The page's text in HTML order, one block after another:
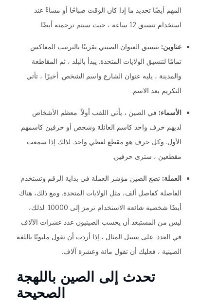
المهم أيضًا تحديد ما إذا كان الوقت صباحًا أو مساءً عند
استخدام تنسيق 12 ساعة ، حيث سيتم ترجمته أيضًا.
عناوين: تنسيق العنوان الصيني تقريبًا بالترتيب المعاكس
تمامًا لتنسيق الولايات المتحدة. يبدأ بالبلد ، ثم المقاطعة
والمدينة ، يليه عنوان الشارع واسم الشخص. أخيرًا ، تأتي
التكريم بعد الاسم.
الأسماء: في الصين ، يأتي اللقب أولاً. معظم الأشخاص
لديهم حرف واحد كاسم العائلة وشخص أو حرفين كاسمهم
الأول. وكل حرف هو مقطع لفظي واحد. لذلك إذا سمعت
مقطعين ، سترى حرفين.
العملة: تضع الصين مؤشر العملة في بداية الرقم وتستخدم
الفاصلة كفاصل ألف، مثل الولايات المتحدة. ومع ذلك، هناك
أيضًا شخصية شائعة الاستخدام ترمز إلى 10000. لذلك،
ليس من المستبعد أن يحسب الصينيون عدد عشرات الآلاف
في العدد. على سبيل المثال ، إذا أردت أن تقول مليونًا باللغة
الصينية ، فعليك أن تقول مائة وعشرة آلاف.
تحدث إلى الصين باللهجة
الصحيحة